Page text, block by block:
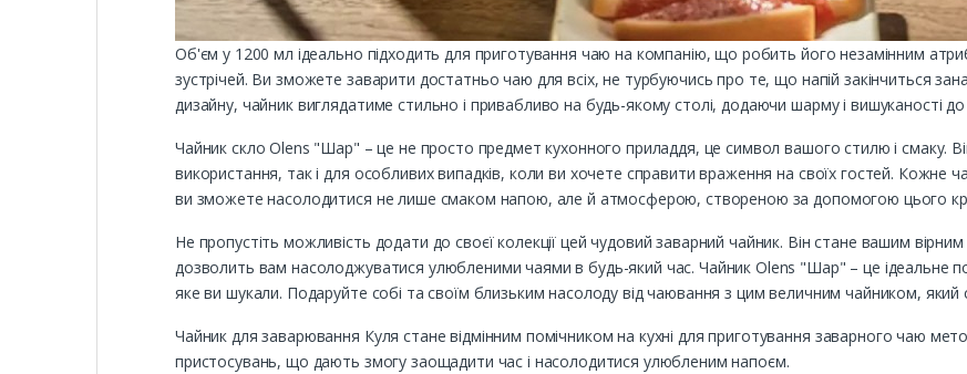
Об'єм у 1200 мл ідеально підходить для приготування чаю на компанію, що робить його незамінним
зустрічей. Ви зможете заварити достатньо чаю для всіх, не турбуючись про те, що напій закінчиться
дизайну, чайник виглядатиме стильно і привабливо на будь-якому столі, додаючи шарму і вишуканості
Чайник скло Olens "Шар" – це не просто предмет кухонного приладдя, це символ вашого стилю і смаку.
використання, так і для особливих випадків, коли ви хочете справити враження на своїх гостей.
ви зможете насолодитися не лише смаком напою, але й атмосферою, створеною за допомогою цього
Не пропустіть можливість додати до своєї колекції цей чудовий заварний чайник. Він стане вашим
дозволить вам насолоджуватися улюбленими чаями в будь-який час. Чайник Olens "Шар" – це ідеальне
яке ви шукали. Подаруйте собі та своїм близьким насолоду від чаювання з цим величним чайником, який
Чайник для заварювання Куля стане відмінним помічником на кухні для приготування заварного чаю
пристосувань, що дають змогу заощадити час і насолодитися улюбленим напоєм.